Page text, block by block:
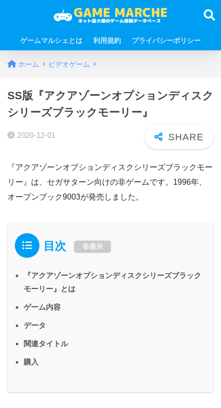
ゲームマルシェとは 利用規約 プライバシーポリシー
ホーム ビデオゲーム
SS版『アクアゾーンオプションディスク
シリーズブラックモーリー』
2020-12-01
『アクアゾーンオプションディスクシリーズブラックモー
リー』は、セガサターン向けの非ゲームです。1996年、
オープンブック9003が発売しました。
目次 非表示
『アクアゾーンオプションディスクシリーズブラック
モーリー』とは
ゲーム内容
データ
関連タイトル
購入